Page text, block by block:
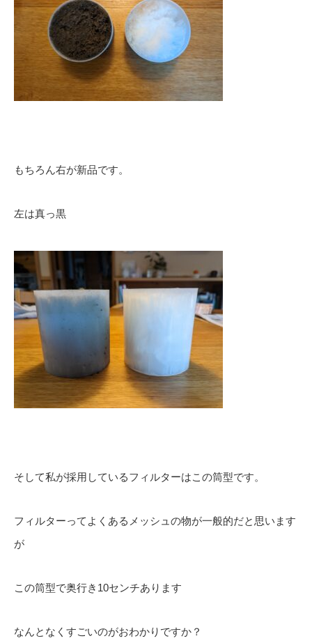
もちろん右が新品です。
左は真っ黒
そして私が採用しているフィルターはこの筒型です。
フィルターってよくあるメッシュの物が一般的だと思います
が
この筒型で奥行き10センチあります
なんとなくすごいのがおわかりですか？